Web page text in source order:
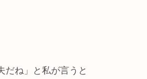
だね」と私が言うと